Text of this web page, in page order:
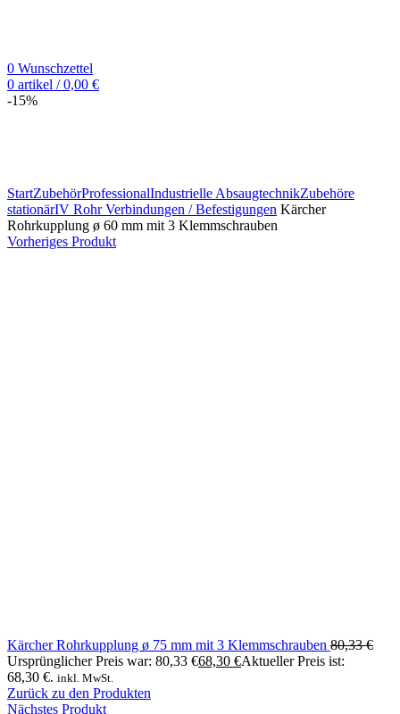
0 Wunschzettel
0 artikel / 0,00 €
-15%
StartZubehörProfessionalIndustrielle AbsaugtechnikZubehöre
stationärIV Rohr Verbindungen / Befestigungen Kärcher
Rohrkupplung ø 60 mm mit 3 Klemmschrauben
Vorheriges Produkt
Kärcher Rohrkupplung ø 75 mm mit 3 Klemmschrauben 80,33€
Ursprünglicher Preis war: 80,33 €68,30 €Aktueller Preis ist:
68,30 €. inkl. MwSt.
Zurück zu den Produkten
Nächstes Produkt